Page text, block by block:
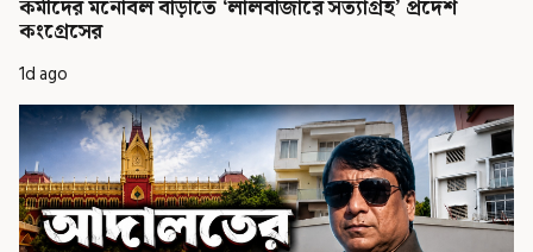
কর্মীদের মনোবল বাড়াতে ‘লালবাজারে সত্যাগ্রহ’ প্রদেশ
কংগ্রেসের
1d ago